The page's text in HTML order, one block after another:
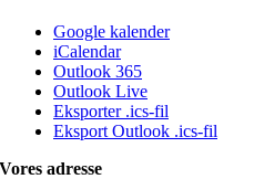
Google kalender
iCalendar
Outlook 365
Outlook Live
Eksporter .ics-fil
Eksport Outlook .ics-fil
Vores adresse